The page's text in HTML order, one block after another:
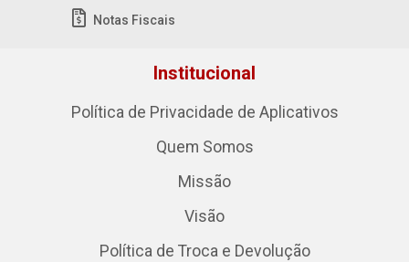
Notas Fiscais
Institucional
Política de Privacidade de Aplicativos
Quem Somos
Missão
Visão
Política de Troca e Devolução